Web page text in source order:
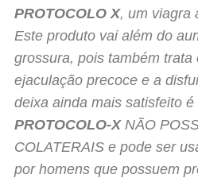
PROTOCOLO X, um viagra
Este produto vai além do
grossura, pois também trata
ejaculação precoce e a
deixa ainda mais satisfeito
PROTOCOLO-XNÃO
COLATERAIS e pode ser
por homens que possuem